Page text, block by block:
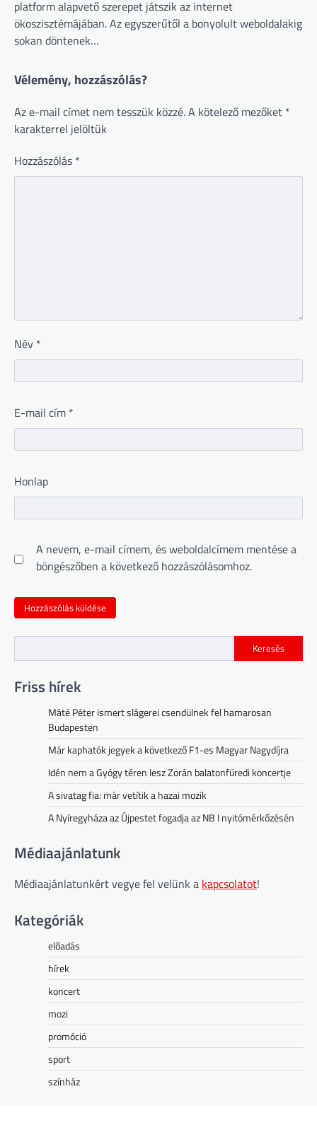
platform alapvető szerepet játszik az internet
ökoszisztémájában. Az egyszerűtől a bonyolult weboldalakig
sokan döntenek…
Vélemény, hozzászólás?
Az e-mail címet nem tesszük közzé.A kötelező mezőket *
karakterrel jelöltük
Hozzászólás *
Név *
E-mail cím *
Honlap
A nevem, e-mail címem, és weboldalcímem mentése a
böngészőben a következő hozzászólásomhoz.
Keresés
Friss hírek
Máté Péter ismert slágerei csendülnek fel hamarosan
Budapesten
Már kaphatók jegyek a következő F1-es Magyar Nagydíjra
Idén nem a Gyógy téren lesz Zorán balatonfüredi koncertje
A sivatag fia: már vetítik a hazai mozik
A Nyíregyháza az Újpestet fogadja az NB I nyitómérkőzésén
Médiaajánlatunk
Médiaajánlatunkért vegye fel velünk a kapcsolatot!
Kategóriák
előadás
hírek
koncert
mozi
promóció
sport
színház